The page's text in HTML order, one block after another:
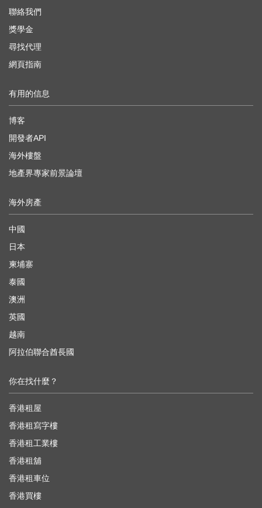
聯絡我們
獎學金
尋找代理
網頁指南
有用的信息
博客
開發者API
海外樓盤
地產界專家前景論壇
海外房產
中國
日本
柬埔寨
泰國
澳洲
英國
越南
阿拉伯聯合酋長國
你在找什麼？
香港租屋
香港租寫字樓
香港租工業樓
香港租舖
香港租車位
香港買樓